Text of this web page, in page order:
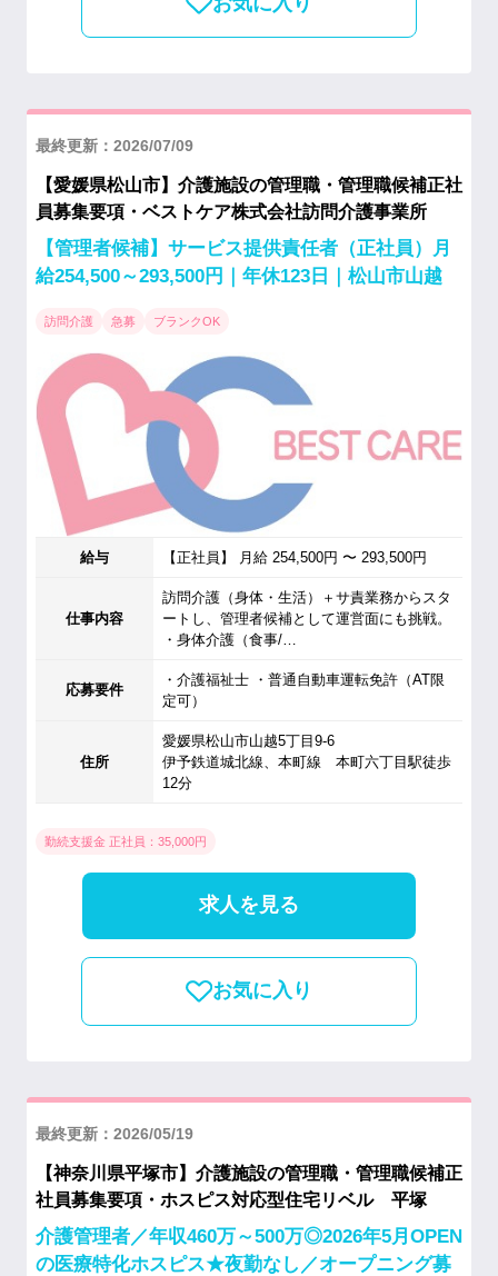
最終更新：2026/07/09
【愛媛県松山市】介護施設の管理職・管理職候補正社
員募集要項・ベストケア株式会社訪問介護事業所
【管理者候補】サービス提供責任者（正社員）月
給254,500～293,500円｜年休123日｜松山市山越
訪問介護 急募 ブランクOK
給与 【正社員】 月給 254,500円 〜 293,500円
仕事内容
訪問介護（身体・生活）＋サ責業務からスタ
ートし、管理者候補として運営面にも挑戦。
・身体介護（食事/…
応募要件
・介護福祉士 ・普通自動車運転免許（AT限
定可）
住所
愛媛県松山市山越5丁目9-6
伊予鉄道城北線、本町線 本町六丁目駅徒歩
12分
勤続支援金 正社員：35,000円
求人を見る
お気に入り
最終更新：2026/05/19
【神奈川県平塚市】介護施設の管理職・管理職候補正
社員募集要項・ホスピス対応型住宅リベル 平塚
介護管理者／年収460万～500万◎2026年5月OPEN
の医療特化ホスピス★夜勤なし／オープニング募